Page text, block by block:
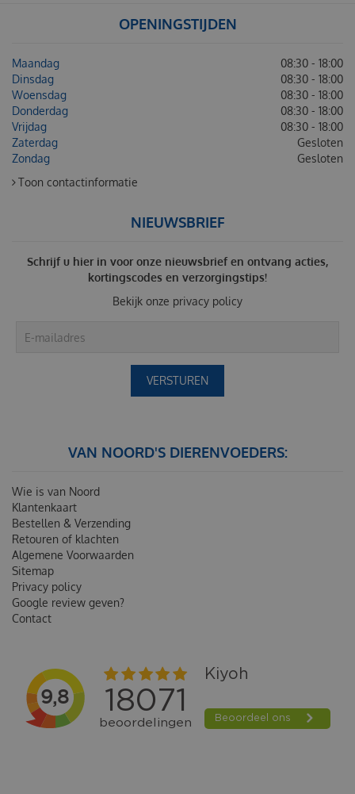
OPENINGSTIJDEN
Maandag
08:30 - 18:00
Dinsdag
08:30 - 18:00
Woensdag
08:30 - 18:00
Donderdag
08:30 - 18:00
Vrijdag
08:30 - 18:00
Zaterdag
Gesloten
Zondag
Gesloten
Toon contactinformatie
NIEUWSBRIEF
Schrijf u hier in voor onze nieuwsbrief en ontvang acties,
kortingscodes en verzorgingstips!
Bekijk onze privacy policy
VAN NOORD'S DIERENVOEDERS:
Wie is van Noord
Klantenkaart
Bestellen & Verzending
Retouren of klachten
Algemene Voorwaarden
Sitemap
Privacy policy
Google review geven?
Contact